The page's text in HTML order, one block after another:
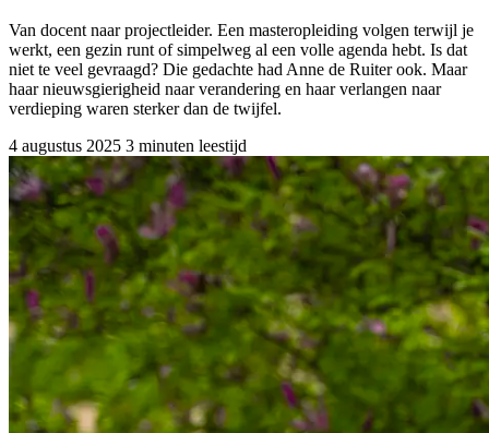
Van docent naar projectleider. Een masteropleiding volgen terwijl je
werkt, een gezin runt of simpelweg al een volle agenda hebt. Is dat
niet te veel gevraagd? Die gedachte had Anne de Ruiter ook. Maar
haar nieuwsgierigheid naar verandering en haar verlangen naar
verdieping waren sterker dan de twijfel.
4 augustus 2025 3 minuten leestijd